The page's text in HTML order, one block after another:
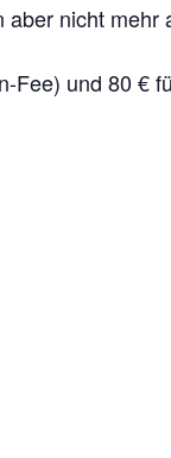
nicht mehr
Fee) und 80 €